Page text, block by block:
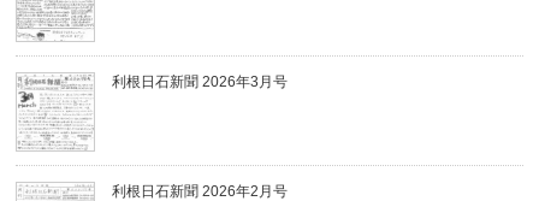
利根日石新聞 2026年3月号
利根日石新聞 2026年2月号